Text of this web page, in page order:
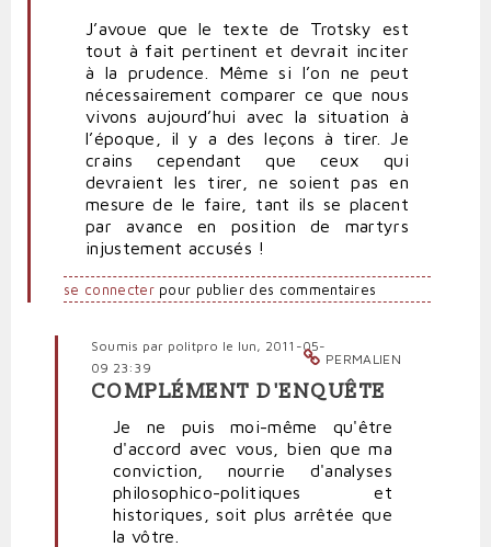
J’avoue que le texte de Trotsky est
tout à fait pertinent et devrait inciter
à la prudence. Même si l’on ne peut
nécessairement comparer ce que nous
vivons aujourd’hui avec la situation à
l’époque, il y a des leçons à tirer. Je
crains cependant que ceux qui
devraient les tirer, ne soient pas en
mesure de le faire, tant ils se placent
par avance en position de martyrs
injustement accusés !
se connecterpour publier des commentaires
PERMALIEN
Soumis par politpro le lun, 2011-05-
09 23:39
En
réponse
Très
intéressant
RST
COMPLÉMENT D'ENQUÊTE
Je ne puis moi-même qu'être
d'accord avec vous, bien que ma
conviction, nourrie d'analyses
philosophico-politiques et
historiques, soit plus arrêtée que
la vôtre.